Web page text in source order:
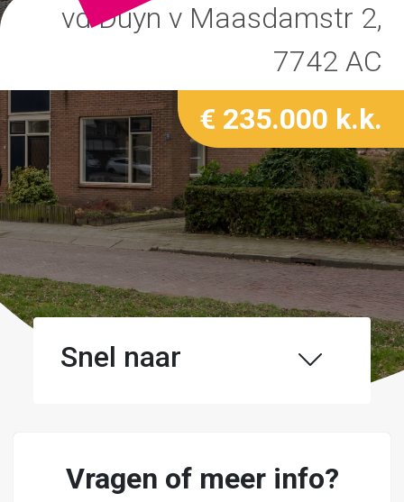
vd Duyn v Maasdamstr 2,
7742 AC
€ 235.000 k.k.
Snel naar
Vragen of meer info?